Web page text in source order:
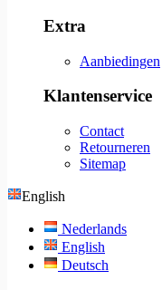
Extra
Aanbiedingen
Klantenservice
Contact
Retourneren
Sitemap
English
Nederlands
English
Deutsch